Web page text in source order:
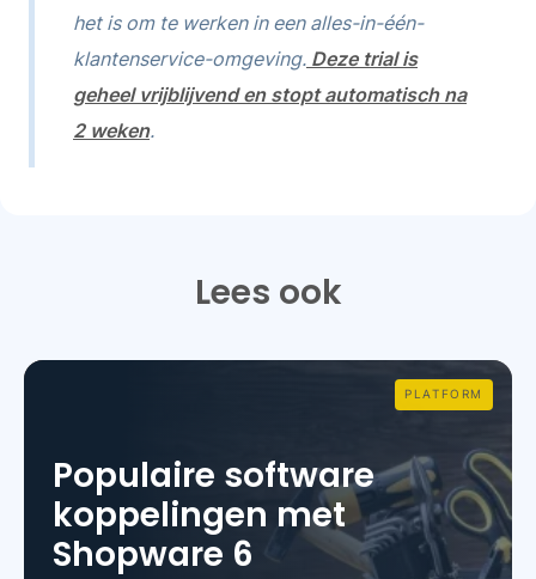
het is om te werken in een alles-in-één-
klantenservice-omgeving. Deze trial is
geheel vrijblijvend en stopt automatisch na
2 weken.
Lees ook
PLATFORM
Populaire software
koppelingen met
Shopware 6